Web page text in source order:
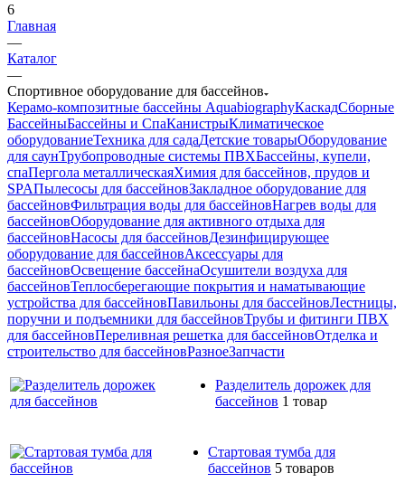
6
Главная
—
Каталог
—
Спортивное оборудование для бассейнов
Керамо-композитные бассейны AquabiographyКаскадСборные
БассейныБассейны и СпаКанистрыКлиматическое
оборудованиеТехника для садаДетские товарыОборудование
для саунТрубопроводные системы ПВХБассейны, купели,
спаПергола металлическаяХимия для бассейнов, прудов и
SPAПылесосы для бассейновЗакладное оборудование для
бассейновФильтрация воды для бассейновНагрев воды для
бассейновОборудование для активного отдыха для
бассейновНасосы для бассейновДезинфицирующее
оборудование для бассейновАксессуары для
бассейновОсвещение бассейнаОсушители воздуха для
бассейновТеплосберегающие покрытия и наматывающие
устройства для бассейновПавильоны для бассейновЛестницы,
поручни и подъемники для бассейновТрубы и фитинги ПВХ
для бассейновПереливная решетка для бассейновОтделка и
строительство для бассейновРазноеЗапчасти
Разделитель дорожек для
бассейнов 1 товар
Стартовая тумба для
бассейнов 5 товаров